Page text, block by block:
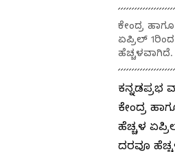
ಕೇಂದ್ರ
ಏಪ್ರಿಲ್
ಹೆಚ್ಚಳವಾಗಿದೆ.
ಕನ್ನಡಪ್ರಭ
ಕೇಂದ್ರ
ಹೆಚ್ಚಳ
ದರವೂ